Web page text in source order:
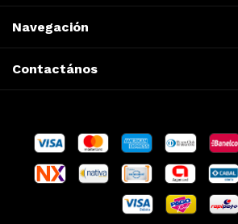
Navegación
Contactános